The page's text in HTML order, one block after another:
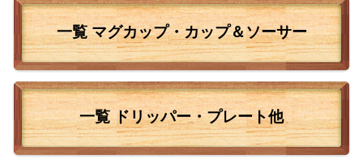
一覧 マグカップ・カップ＆ソーサー
一覧ドリッパー・プレート他